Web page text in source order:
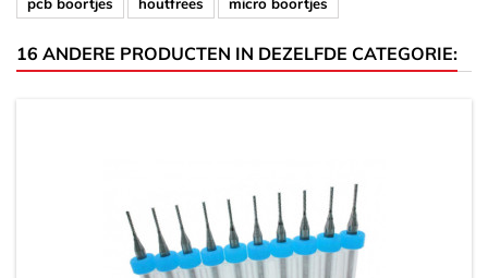
pcb boortjes houtfrees micro boortjes
16 ANDERE PRODUCTEN IN DEZELFDE CATEGORIE: